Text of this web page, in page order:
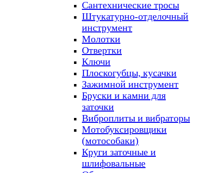
Сантехнические тросы
Штукатурно-отделочный
инструмент
Молотки
Отвертки
Ключи
Плоскогубцы, кусачки
Зажимной инструмент
Бруски и камни для
заточки
Виброплиты и вибраторы
Мотобуксировщики
(мотособаки)
Круги заточные и
шлифовальные